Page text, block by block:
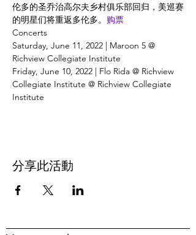
伦多的圣乔治高尔夫乡村俱乐部回归，美巡赛
的明星们将重返多伦多。 购票
Concerts
Saturday, June 11, 2022 | Maroon 5 @
Richview Collegiate Institute
Friday, June 10, 2022 | Flo Rida @ Richview
Collegiate Institute @ Richview Collegiate
Institute
分享此活動